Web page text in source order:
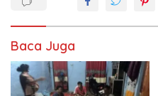
Baca Juga